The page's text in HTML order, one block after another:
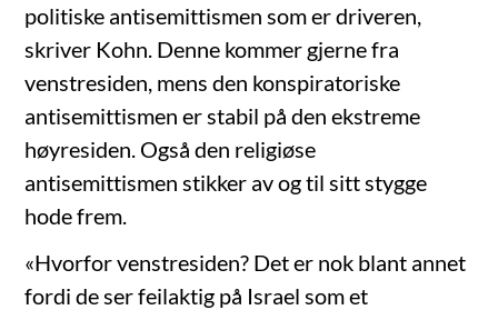
politiske antisemittismen som er driveren,
skriver Kohn. Denne kommer gjerne fra
venstresiden, mens den konspiratoriske
antisemittismen er stabil på den ekstreme
høyresiden. Også den religiøse
antisemittismen stikker av og til sitt stygge
hode frem.
«Hvorfor venstresiden? Det er nok blant annet
fordi de ser feilaktig på Israel som et